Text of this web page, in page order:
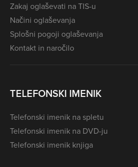
Zakaj oglaševati na TIS-u
Načini oglaševanja
Splošni pogoji oglaševanja
Kontakt in naročilo
TELEFONSKI IMENIK
Telefonski imenik na spletu
Telefonski imenik na DVD-ju
Telefonski imenik knjiga